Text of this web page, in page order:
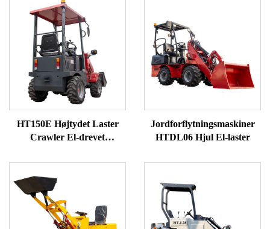
HT150E Højtydet Laster
Crawler El-drevet
Jordforflytningsmaskiner
HTDL06 Hjul El-laster